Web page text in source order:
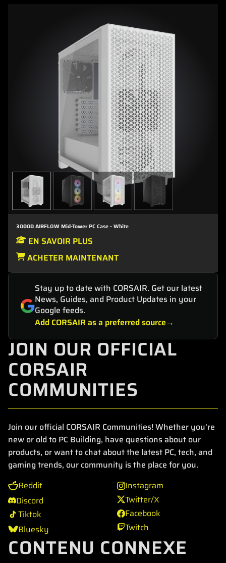
3000D AIRFLOW Mid-Tower PC Case - White
EN SAVOIR PLUS
ACHETER MAINTENANT
Stay up to date with CORSAIR. Get our latest
News, Guides, and Product Updates in your
Google feeds.
Add CORSAIR as a preferred source
JOIN OUR OFFICIAL
CORSAIR
COMMUNITIES
Join our official CORSAIR Communities! Whether you're
new or old to PC Building, have questions about our
products, or want to chat about the latest PC, tech, and
gaming trends, our community is the place for you.
Reddit
Discord
Tiktok
Bluesky
Instagram
Twitter/X
Facebook
Twitch
CONTENU CONNEXE